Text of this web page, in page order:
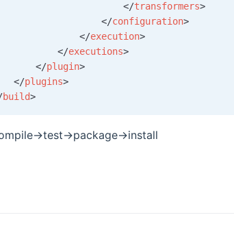
</transformers>
</configuration>
</execution>
</executions>
</plugin>
</plugins>
build>
>test->package->install